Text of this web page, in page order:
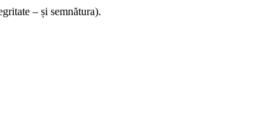
– și semnătura).